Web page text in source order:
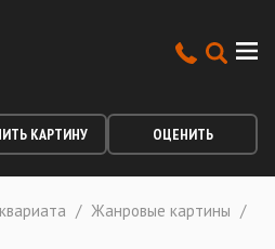
КАРТИНУ ОЦЕНИТЬ
/ Жанровые картины /